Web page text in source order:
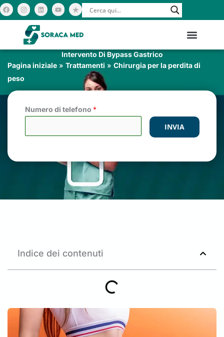
Vai
al
contenuto
F
a
c
I
n
s
a
g
r
L
i
n
d
Y
o
u
b
Intervento Di Bypass Gastrico
Pagina iniziale » Trattamenti » Chirurgia per la perdita di
peso
Numero di telefono *
INVIA
Indice dei contenuti